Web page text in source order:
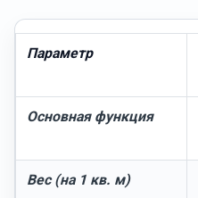
Параметр
Основная функция
Вес (на 1 кв. м)